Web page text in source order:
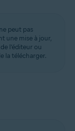
peut pas
une mise à jour,
l’éditeur ou
la télécharger.